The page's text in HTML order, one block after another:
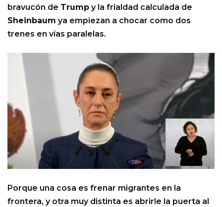
bravucón de Trump y la frialdad calculada de
Sheinbaum ya empiezan a chocar como dos
trenes en vías paralelas.
Porque una cosa es frenar migrantes en la
frontera, y otra muy distinta es abrirle la puerta al